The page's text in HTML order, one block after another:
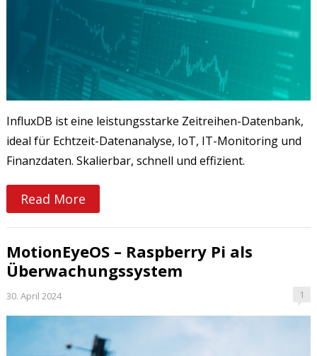
InfluxDB ist eine leistungsstarke Zeitreihen-Datenbank,
ideal für Echtzeit-Datenanalyse, IoT, IT-Monitoring und
Finanzdaten. Skalierbar, schnell und effizient.
Read More
MotionEyeOS – Raspberry Pi als
Überwachungssystem
30. April 2024 1